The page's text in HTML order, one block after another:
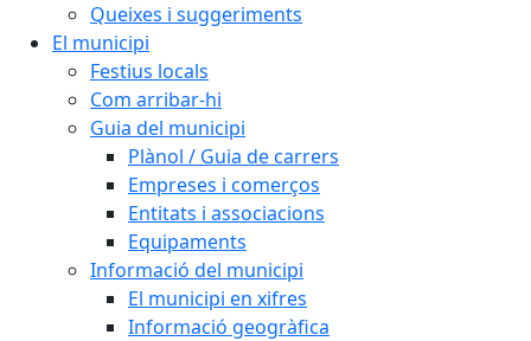
Queixes i suggeriments
El municipi
Festius locals
Com arribar-hi
Guia del municipi
Plànol / Guia de carrers
Empreses i comerços
Entitats i associacions
Equipaments
Informació del municipi
El municipi en xifres
Informació geogràfica